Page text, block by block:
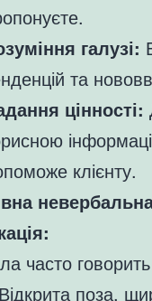
галузі:
та
цінності:
клієнту.
часто
поза,